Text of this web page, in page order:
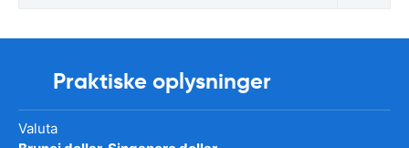
Praktiske oplysninger
Valuta